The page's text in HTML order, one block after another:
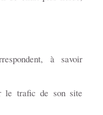
à savoir
le trafic de son site